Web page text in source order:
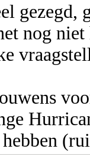
gezegd,
nog
hebben